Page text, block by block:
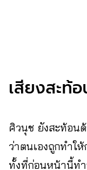
เสียงสะท้
ศิวนุช ยังสะท้อน
ว่าตนเองถูกทำใ
ทั้งที่ก่อนหน้านี้ท